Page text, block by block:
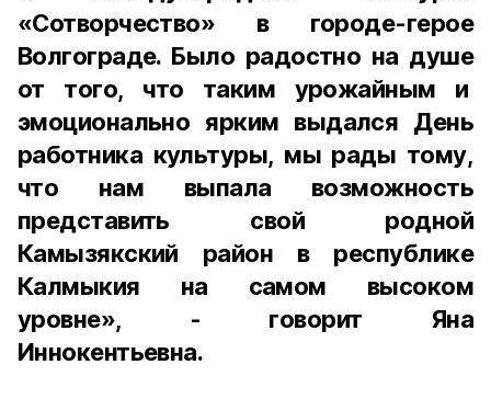
«Сотворчество» в городе-герое
Волгограде. Было радостно на душе
от того, что таким урожайным и
эмоционально ярким выдался День
работника культуры, мы рады тому,
что нам выпала возможность
представить свой родной
Камызякский район в республике
Калмыкия на самом высоком
уровне», - говорит Яна
Иннокентьевна.